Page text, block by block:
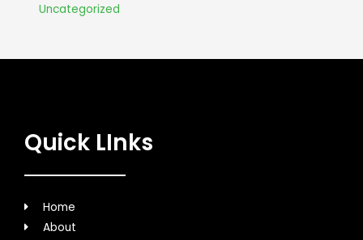
Uncategorized
Quick LInks
Home
About